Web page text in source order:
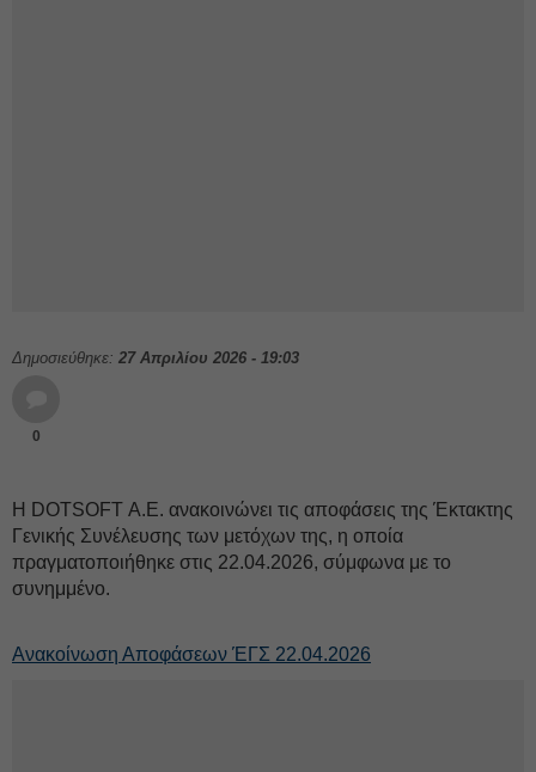
Δημοσιεύθηκε: 27 Απριλίου 2026 - 19:03
0
Η DOTSOFT Α.Ε. ανακοινώνει τις αποφάσεις της Έκτακτης
Γενικής Συνέλευσης των μετόχων της, η οποία
πραγματοποιήθηκε στις 22.04.2026, σύμφωνα με το
συνημμένο.
Ανακοίνωση Αποφάσεων ΈΓΣ 22.04.2026